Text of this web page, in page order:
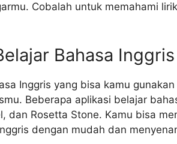
Cobalah untuk memahami
Bahasa Inggris
Inggris yang bisa kamu
Beberapa aplikasi belajar
dan Rosetta Stone. Kamu bisa
dengan mudah dan